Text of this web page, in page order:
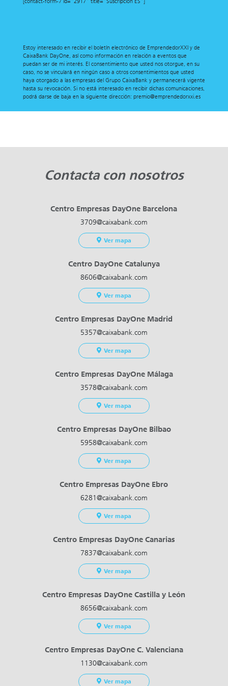
Estoy interesado en recibir el boletín electrónico de EmprendedorXXI y de
CaixaBank DayOne, así como información en relación a eventos que
puedan ser de mi interés. El consentimiento que usted nos otorgue, en su
caso, no se vinculará en ningún caso a otros consentimientos que usted
haya otorgado a las empresas del Grupo CaixaBank y permanecerá vigente
hasta su revocación. Si no está interesado en recibir dichas comunicaciones,
podrá darse de baja en la siguiente dirección: premio@emprendedorxxi.es
Contacta con nosotros
Centro Empresas DayOne Barcelona
3709@caixabank.com
Ver mapa
Centro DayOne Catalunya
8606@caixabank.com
Ver mapa
Centro Empresas DayOne Madrid
5357@caixabank.com
Ver mapa
Centro Empresas DayOne Málaga
3578@caixabank.com
Ver mapa
Centro Empresas DayOne Bilbao
5958@caixabank.com
Ver mapa
Centro Empresas DayOne Ebro
6281@caixabank.com
Ver mapa
Centro Empresas DayOne Canarias
7837@caixabank.com
Ver mapa
Centro Empresas DayOne Castilla y León
8656@caixabank.com
Ver mapa
Centro Empresas DayOne C. Valenciana
1130@caixabank.com
Ver mapa